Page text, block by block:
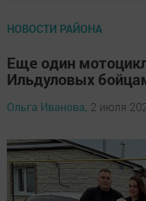
НОВОСТИ РАЙОНА
Еще один
Ильдуловых
Ольга Иванова, 2 июля